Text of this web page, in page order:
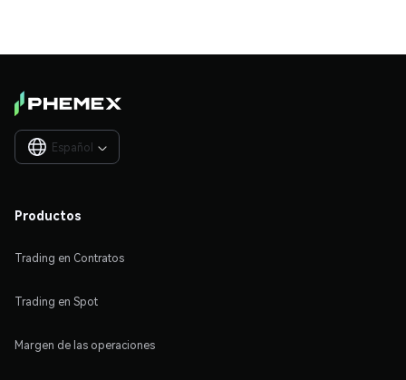
Español 
Productos
Trading en Contratos
Trading en Spot
Margen de las operaciones